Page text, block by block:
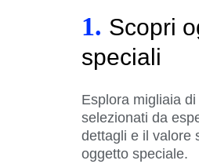
1. Scopri
speciali
Esplora migliaia
selezionati da
dettagli e il valore
oggetto speciale.